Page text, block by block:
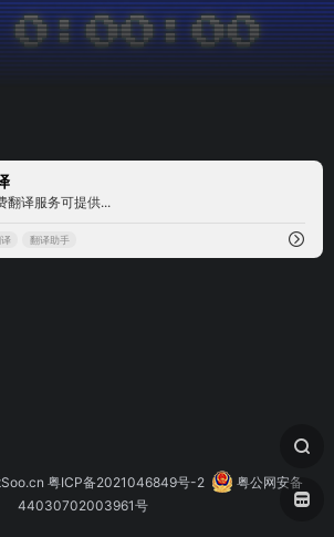
翻译服务可提供...
翻译助手
粤ICP备2021046849号-2
粤公网安备
44030702003961号